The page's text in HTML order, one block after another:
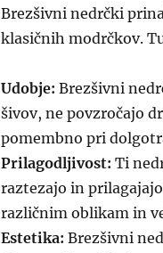
Brezšivni nedrčki
klasičnih modrčkov.
Udobje: Brezšivni
šivov, ne povzročajo
pomembno pri
Prilagodljivost: Ti
raztezajo in
različnim oblikam in
Estetika: Brezšivni